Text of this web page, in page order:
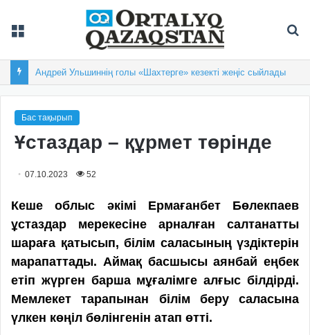
Андрей Ульшиннің голы «Шахтерге» кезекті жеңіс сыйлады
Бас тақырып
Ұстаздар – құрмет төрінде
07.10.2023 52
Кеше облыс әкімі Ермағанбет Бөлекпаев
ұстаздар мерекесіне арналған салтанатты
шараға қатысып, білім саласының үздіктерін
марапаттады. Аймақ басшысы аянбай еңбек
етіп жүрген барша мұғалімге алғыс білдірді.
Мемлекет тарапынан білім беру саласына
үлкен көңіл бөлінгенін атап өтті.